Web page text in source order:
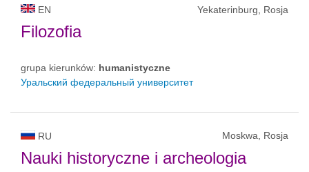
EN Yekaterinburg, Rosja
Filozofia
grupa kierunków: humanistyczne
Уральский федеральный университет
RU Moskwa, Rosja
Nauki historyczne i archeologia